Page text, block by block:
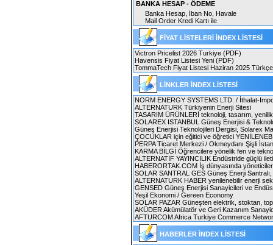
BANKA HESAP - ÖDEME
Banka Hesap, İban No, Havale
Mail Order Kredi Kartı ile
FİYAT LİSTELERİ İNDEX LİSTESİ
Victron Pricelist 2026 Turkiye (PDF)
Havensis Fiyat Listesi Yeni (PDF)
TommaTech Fiyat Listesi Haziran 2025 Türkçe
LİNKLER İNDEX LİSTESİ
NORM ENERGY SYSTEMS LTD. / İthalat-
ALTERNATURK Türkiyenin Enerji Sitesi
TASARIM ÜRÜNLERİ teknoloji, tasarım,
SOLAREX ISTANBUL Güneş Enerjisi &
Güneş Enerjisi Teknolojileri Dergisi, Solarex
ÇOCUKLAR için eğitici ve öğretici
PERPA Ticaret Merkezi / Okmeydanı Şişli
KARMA BİLGİ Öğrencilere yönelik fen ve
ALTERNATİF YAYINCILIK Endüstride güçlü
HABERORTAK.COM İş dünyasında
SOLAR SANTRAL GES Güneş Enerji
ALTERNATURK HABER yenilenebilir enerji
GENSED Güneş Enerjisi Sanayicileri ve
Yeşil Ekonomi / Gereen Economy
SOLAR PAZAR Güneşten elektrik, stoktan,
AKÜDER Akümülatör ve Geri Kazanım
AFTURCOM Africa Turkiye Commerce
HABERLER İNDEX LİSTESİ